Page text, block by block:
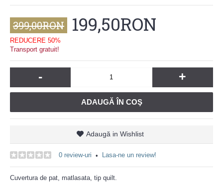
399,00RON 199,50RON
REDUCERE 50%
Transport gratuit!
- +
ADAUGĂ ÎN COŞ
Adaugă in Wishlist
0 review-uri • Lasa-ne un review!
Cuvertura de pat, matlasata, tip quilt.